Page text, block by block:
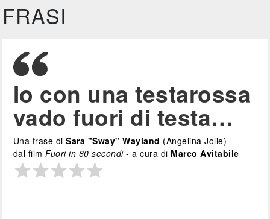
FRASI
Io con una testarossa
vado fuori di testa…
Una frase diSara "Sway" Wayland (Angelina Jolie)
dal filmFuori in 60 secondi- a cura di Marco Avitabile